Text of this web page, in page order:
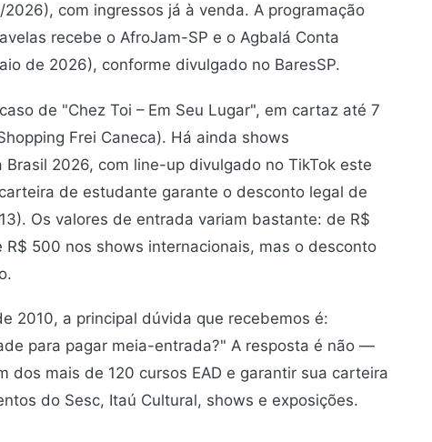
com ingressos já à venda. A programação
recebe o AfroJam-SP e o Agbalá Conta
de 2026), conforme divulgado no BaresSP.
de "Chez Toi – Em Seu Lugar", em cartaz até 7
Frei Caneca). Há ainda shows
2026, com line-up divulgado no TikTok este
de estudante garante o desconto legal de
Os valores de entrada variam bastante: de R$
500 nos shows internacionais, mas o desconto
2010, a principal dúvida que recebemos é:
para pagar meia-entrada?" A resposta é não —
dos mais de 120 cursos EAD e garantir sua carteira
do Sesc, Itaú Cultural, shows e exposições.